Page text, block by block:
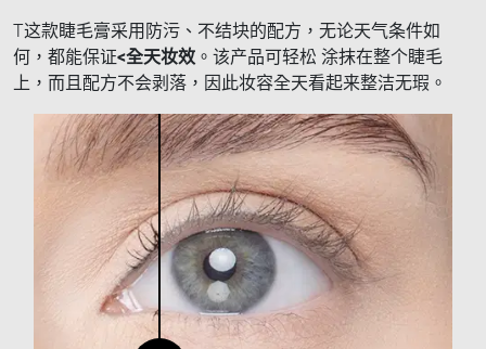
T这款睫毛膏采用防污、不结块的配方，无论天气条件如
何，都能保证<全天妆效 。该产品可轻松 涂抹在整个睫毛
上，而且配方不会剥落，因此妆容全天看起来整洁无瑕。